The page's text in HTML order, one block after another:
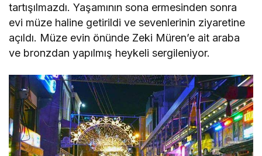
tartışılmazdı. Yaşamının sona ermesinden sonra
evi müze haline getirildi ve sevenlerinin ziyaretine
açıldı. Müze evin önünde Zeki Müren’e ait araba
ve bronzdan yapılmış heykeli sergileniyor.